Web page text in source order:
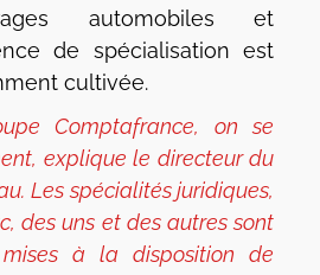
automobiles et
de spécialisation est
cultivée.
Comptafrance, on se
explique le directeur du
Les spécialités juridiques,
des uns et des autres sont
mises à la disposition de